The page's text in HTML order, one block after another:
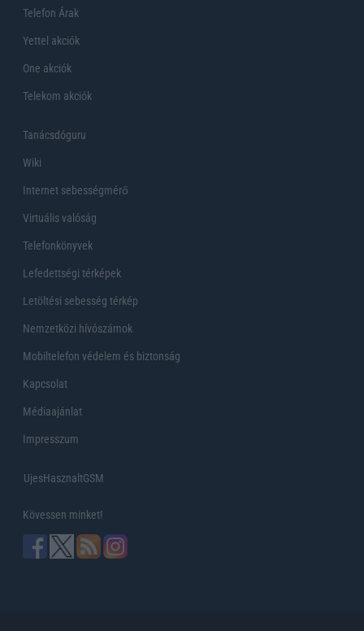
Telefon Árak
Yettel akciók
One akciók
Telekom akciók
Tanácsdóguru
Wiki
Internet sebességmérő
Virtuális valóság
Telefonkönyvek
Lefedettségi térképek
Letöltési sebesség térkép
Nemzetközi hívószámok
Mobiltelefon védelem és biztonság
Kapcsolat
Médiaajánlat
Impresszum
UjesHasznaltGSM
Kövessen minket!